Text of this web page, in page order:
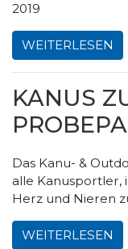
2019
WEITERLESEN
KANUS
Das Kanu- &
alle Kanusportler,
Herz und Nieren
WEITERLESEN